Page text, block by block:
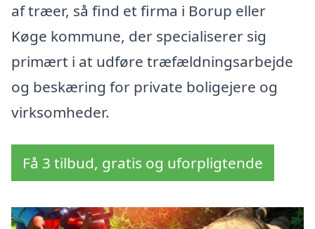
af træer, så find et firma i Borup eller
Køge kommune, der specialiserer sig
primært i at udføre træfældningsarbejde
og beskæring for private boligejere og
virksomheder.
Få 3 tilbud, gratis og uforpligtende